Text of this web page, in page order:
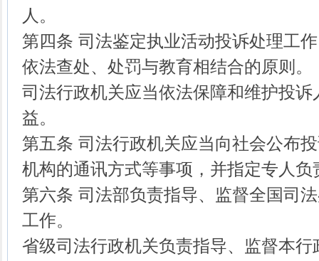
人。
第四条 司法鉴定执业活动投诉处理工
依法查处、处罚与教育相结合的原则。
司法行政机关应当依法保障和维护投
益。
第五条 司法行政机关应当向社会公布
机构的通讯方式等事项，并指定专人
第六条 司法部负责指导、监督全国司
工作。
省级司法行政机关负责指导、监督本